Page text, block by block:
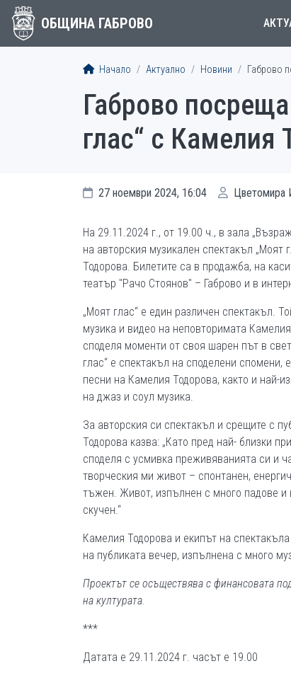
ОБЩИНА ГАБРОВО
Начало Актуално Новини Габрово
Габрово
глас“ с Камелия
27 ноември 2024, 16:04 Цветомира
На 29.11.2024 г., от 19.00 ч., в зала
на авторския музикален спектакъл „Моят
Тодорова. Билетите са в продажба, на
театър "Рачо Стоянов" – Габрово и в
„Моят глас“ е един различен спектакъл.
музика и видео на неповторимата
споделя моменти от своя шарен път в
глас“ е спектакъл на споделени спомени,
песни на Камелия Тодорова, както и най-
на джаз и соул музика.
За авторския си спектакъл и срещите с
Тодорова казва: „Като пред най- близки
споделя с усмивка преживяванията си и
творческия ми живот – спонтанен,
тъжен. Живот, изпълнен с много падове и
скучен.“
Камелия Тодорова и екипът на
на публиката вечер, изпълнена с много
Проектът се осъществява с финансовата
на културата.
***
Датата е 29.11.2024 г. часът е 19.00